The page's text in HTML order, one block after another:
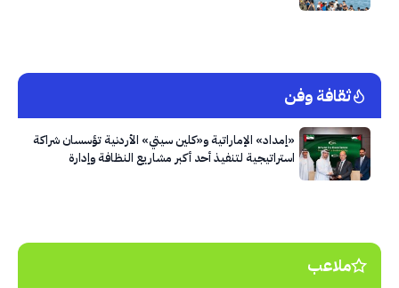
ثقافة وفن
«إمداد» الإماراتية و«كلين سيتي» الأردنية تؤسسان شراكة
استراتيجية لتنفيذ أحد أكبر مشاريع النظافة وإدارة
ملاعب